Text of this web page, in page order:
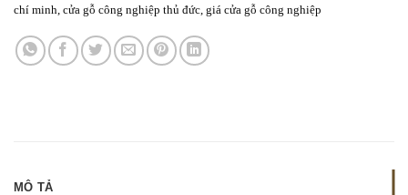
chí minh, cửa gỗ công nghiệp thủ đức, giá cửa gỗ công nghiệp
MÔ TẢ